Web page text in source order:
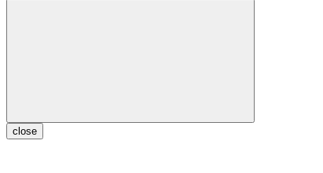
close